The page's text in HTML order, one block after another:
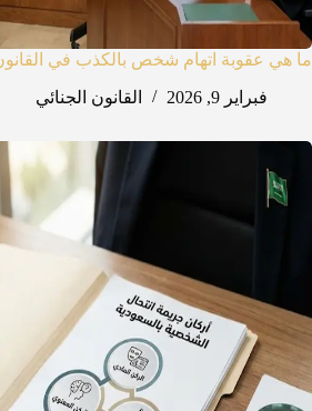
ما هي عقوبة اتهام شخص بالكذب في
فبراير 9, 2026
القانون الجنائي